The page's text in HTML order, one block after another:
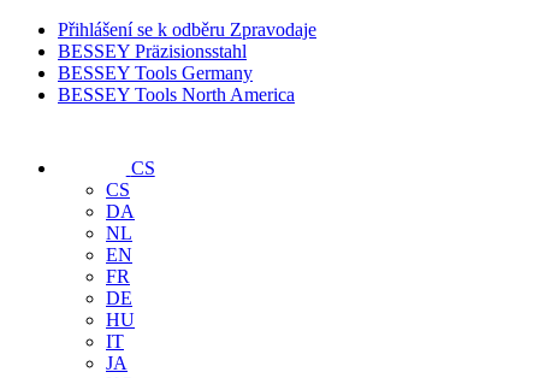
Přihlášení se k odběru Zpravodaje
BESSEY Präzisionsstahl
BESSEY Tools Germany
BESSEY Tools North America
CS
CS
DA
NL
EN
FR
DE
HU
IT
JA